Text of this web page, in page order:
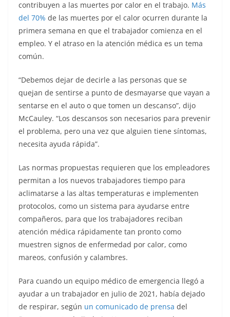
contribuyen a las muertes por calor en el trabajo. Más
del 70% de las muertes por el calor ocurren durante la
primera semana en que el trabajador comienza en el
empleo. Y el atraso en la atención médica es un tema
común.
“Debemos dejar de decirle a las personas que se
quejan de sentirse a punto de desmayarse que vayan a
sentarse en el auto o que tomen un descanso”, dijo
McCauley. “Los descansos son necesarios para prevenir
el problema, pero una vez que alguien tiene síntomas,
necesita ayuda rápida”.
Las normas propuestas requieren que los empleadores
permitan a los nuevos trabajadores tiempo para
aclimatarse a las altas temperaturas e implementen
protocolos, como un sistema para ayudarse entre
compañeros, para que los trabajadores reciban
atención médica rápidamente tan pronto como
muestren signos de enfermedad por calor, como
mareos, confusión y calambres.
Para cuando un equipo médico de emergencia llegó a
ayudar a un trabajador en julio de 2021, había dejado
de respirar, según un comunicado de prensa del